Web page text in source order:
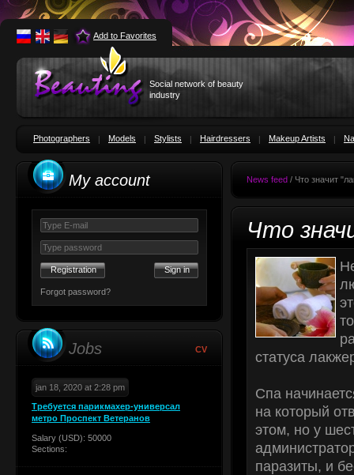
Add to Favorites
Social network of beauty
industry
Photographers Models Stylists Hairdressers Makeup Artists
My account
Registration
Forgot password?
Jobs CV
jan 18, 2020 at 2:28 pm
Требуется парикмахер-универсал
метро Проспект Ветеранов
Salary (USD): 50000
Sections:
News feed / Что значит
Что
статуса
Спа
на который
этом, но у
паразиты, и